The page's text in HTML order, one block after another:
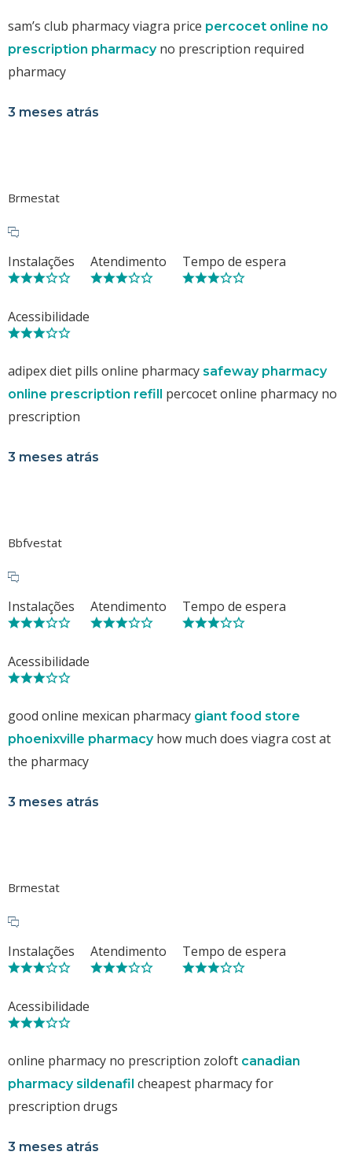
sam’s club pharmacy viagra price percocet online no
prescription pharmacyno prescription required
pharmacy
3 meses atrás
Brmestat
Instalações Atendimento Tempo de espera
Acessibilidade
adipex diet pills online pharmacy safeway pharmacy
online prescription refill percocet online pharmacy no
prescription
3 meses atrás
Bbfvestat
Instalações Atendimento Tempo de espera
Acessibilidade
good online mexican pharmacy giant food store
phoenixville pharmacyhow much does viagra cost at
the pharmacy
3 meses atrás
Brmestat
Instalações Atendimento Tempo de espera
Acessibilidade
online pharmacy no prescription zoloft canadian
pharmacy sildenafil cheapest pharmacy for
prescription drugs
3 meses atrás